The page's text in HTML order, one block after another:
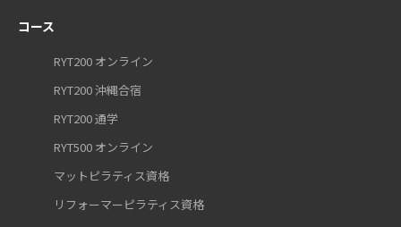
コース
RYT200 オンライン
RYT200 沖縄合宿
RYT200 通学
RYT500 オンライン
マットピラティス資格
リフォーマーピラティス資格